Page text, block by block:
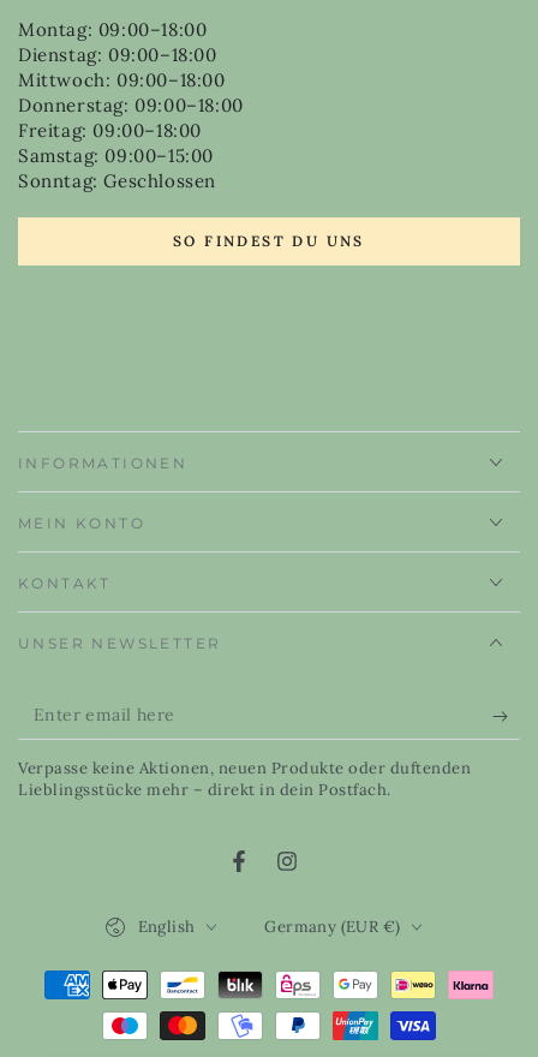
Montag: 09:00–18:00
Dienstag: 09:00–18:00
Mittwoch: 09:00–18:00
Donnerstag: 09:00–18:00
Freitag: 09:00–18:00
Samstag: 09:00–15:00
Sonntag: Geschlossen
SO FINDEST DU UNS
INFORMATIONEN
MEIN KONTO
KONTAKT
UNSER NEWSLETTER
Enter
email
here
Verpasse keine Aktionen, neuen Produkte oder duftenden
Lieblingsstücke mehr – direkt in dein Postfach.
FacebookInstagram
English Germany (EUR €)
Payment
methods